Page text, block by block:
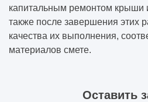
капитальным ремонтом крыши
также после завершения этих
качества их выполнения,
материалов смете.
Оставить